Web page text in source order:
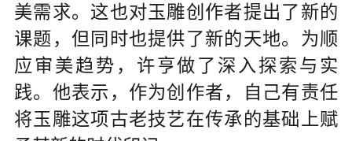
美需求。这也对玉雕创作者提出了新的
课题，但同时也提供了新的天地。为顺
应审美趋势，许亨做了深入探索与实
践。他表示，作为创作者，自己有责任
将玉雕这项古老技艺在传承的基础上赋